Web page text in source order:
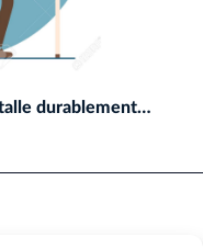
durablement…